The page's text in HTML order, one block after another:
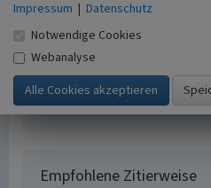
Auswertung historischer
historischer Fotos,
Geländebegehung/-
Historischer Zeitraum
Beginn 1450 bis 1500
Empfohlene Zitierweise
Impressum | Datenschutz
Notwendige Cookies
Webanalyse